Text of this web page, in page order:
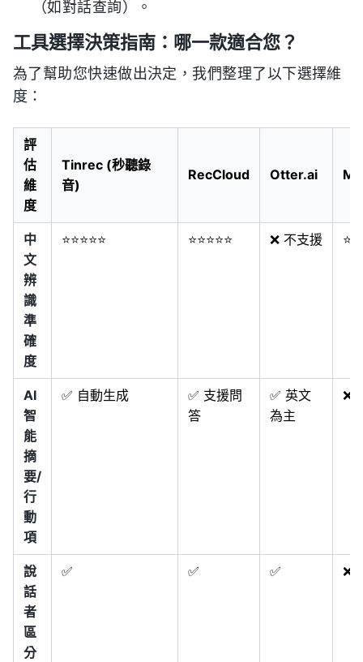
（如對話查詢）。
工具選擇決策指南：哪一款適合您？
為了幫助您快速做出決定，我們整理了以下選擇維
度：
評
估
維
度
Tinrec (秒聽錄
音)
RecCloud Otter.ai
中
文
辨
識
準
確
度
⭐⭐⭐⭐⭐ ⭐⭐⭐⭐⭐ ❌ 不支援
AI
智
能
摘
要/
行
動
項
✅ 自動生成
✅ 支援問
答
✅ 英文
為主
❌
說
話
者
區
分
✅ ✅ ✅ ❌